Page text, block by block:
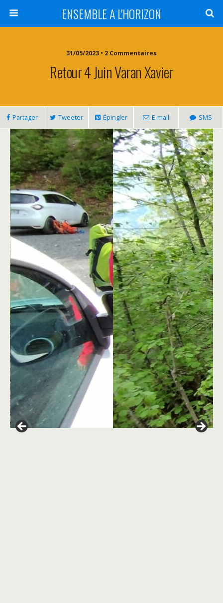
ENSEMBLE A L'HORIZON
31/05/2023 • 2 Commentaires
Retour 4 Juin Varan Xavier
Partager Tweeter Épingler E-mail SMS